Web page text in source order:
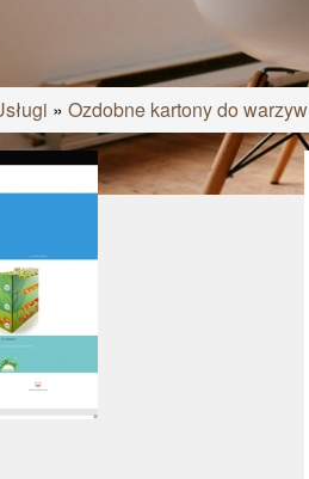
» Ozdobne kartony do warzyw